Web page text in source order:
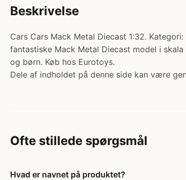
Beskrivelse
Cars Cars Mack Metal Diecast 1:32.
fantastiske Mack Metal Diecast model i
og børn. Køb hos Eurotoys.
Dele af indholdet på denne side kan være
Ofte stillede spørgsmål
Hvad er navnet på produktet?